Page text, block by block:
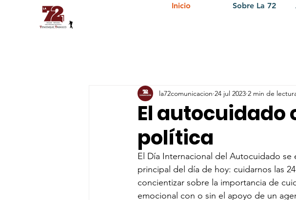
Inicio Sobre La 72
El autocuidado
política
la72comunicacion 24 jul 2023 2 min de
El Día Internacional del Autocuidado
principal del día de hoy: cuidarnos las
concientizar sobre la importancia de
emocional con o sin el apoyo de un